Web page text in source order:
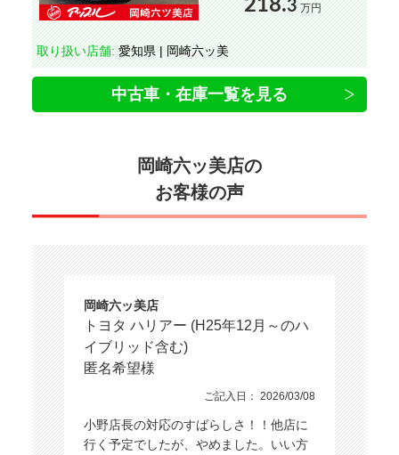
218.3 万円
取り扱い店舗: 愛知県 | 岡崎六ッ美
中古車・在庫一覧を見る
岡崎六ッ美店の
お客様の声
岡崎六ッ美店
トヨタ ハリアー (H25年12月～のハ
イブリッド含む)
匿名希望様
ご記入日： 2026/03/08
小野店長の対応のすばらしさ！！他店に
行く予定でしたが、やめました。いい方